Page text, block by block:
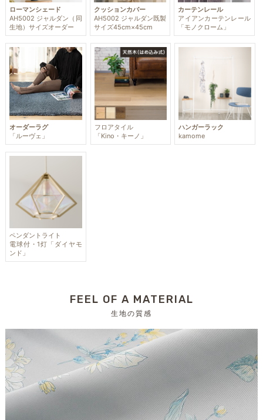
ローマンシェード
AH5002 ジャルダン（同
生地）サイズオーダー
クッションカバー
AH5002 ジャルダン既製
サイズ45cm×45cm
カーテンレール
アイアンカーテンレール
「モノクローム」
オーダーラグ
「ルーヴェ」
フロアタイル
「Kino・キーノ」
ハンガーラック
kamome
ペンダントライト
電球付・1灯「ダイヤモ
ンド」
FEEL OF A MATERIAL
生地の質感